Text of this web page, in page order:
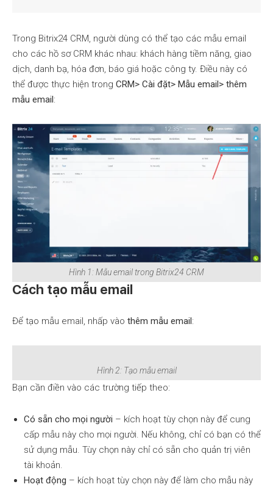
Trong Bitrix24 CRM, người dùng có thể tạo các mẫu email
cho các hồ sơ CRM khác nhau: khách hàng tiềm năng, giao
dịch, danh bạ, hóa đơn, báo giá hoặc công ty. Điều này có
thể được thực hiện trong CRM> Cài đặt> Mẫu email> thêm
mẫu email:
Hình 1: Mẫu email trong Bitrix24 CRM
Cách tạo mẫu email
Để tạo mẫu email, nhấp vào thêm mẫu email:
Hình 2: Tạo mẫu email
Bạn cần điền vào các trường tiếp theo:
Có sẵn cho mọi người – kích hoạt tùy chọn này để cung
cấp mẫu này cho mọi người. Nếu không, chỉ có bạn có thể
sử dụng mẫu. Tùy chọn này chỉ có sẵn cho quản trị viên
tài khoản.
Hoạt động – kích hoạt tùy chọn này để làm cho mẫu này